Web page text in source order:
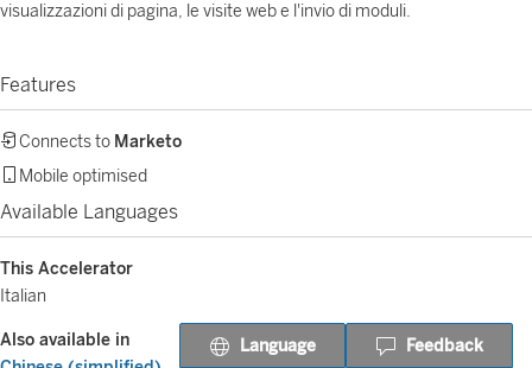
visualizzazioni di pagina, le visite web e l'invio di moduli.
Features
Connects to Marketo
Mobile optimised
Available Languages
This Accelerator
Italian
Also available in
Language Feedback